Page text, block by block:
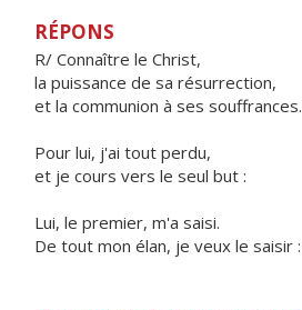
RÉPONS
R/ Connaître le Christ,
la puissance de sa résurrection,
et la communion à ses souffrances.
Pour lui, j'ai tout perdu,
et je cours vers le seul but :
Lui, le premier, m'a saisi.
De tout mon élan, je veux le saisir :